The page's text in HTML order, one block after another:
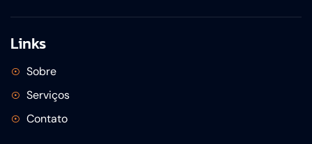
Links
Sobre
Serviços
Contato